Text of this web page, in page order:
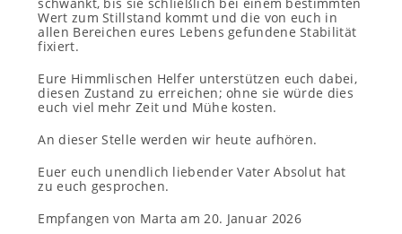
Wert zum Stillstand kommt und die von euch in
allen Bereichen eures Lebens gefundene Stabilität
fixiert.
Eure Himmlischen Helfer unterstützen euch dabei,
diesen Zustand zu erreichen; ohne sie würde dies
euch viel mehr Zeit und Mühe kosten.
An dieser Stelle werden wir heute aufhören.
Euer euch unendlich liebender Vater Absolut hat
zu euch gesprochen.
Empfangen von Marta am 20. Januar 2026